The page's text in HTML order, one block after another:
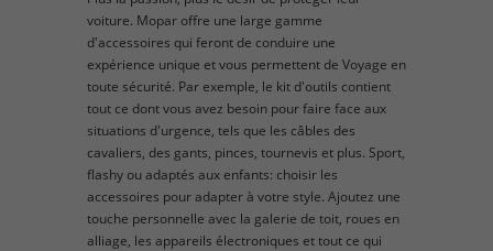
voiture. Mopar offre une large gamme
d'accessoires qui feront de conduire une
expérience unique et vous permettent de Voyage en
toute sécurité. Par exemple, le kit d'outils contient
tout ce dont vous avez besoin pour faire face aux
situations d'urgence, tels que les câbles des
cavaliers, des gants, pinces, tournevis et plus. Sport,
flashy ou adaptés aux enfants: choisir les
accessoires pour adapter à votre style. Ajoutez une
touche personnelle avec la galerie de toit, roues en
alliage, les appareils électroniques et tout ce qui